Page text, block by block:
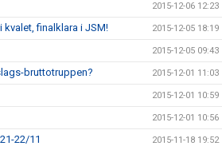
2015-12-06 12:23
finalklara i JSM! 2015-12-05 18:19
2015-12-05 09:43
bruttotruppen? 2015-12-01 11:03
2015-12-01 10:59
2015-12-01 10:56
22/11 2015-11-18 19:52